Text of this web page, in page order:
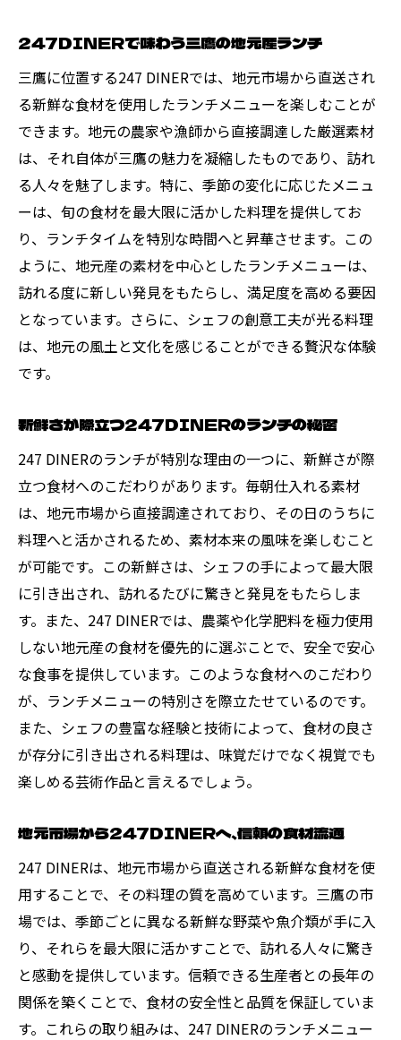
247DINERで味わう三鷹の地元産ランチ
三鷹に位置する247 DINERでは、地元市場から直送され
る新鮮な食材を使用したランチメニューを楽しむことが
できます。地元の農家や漁師から直接調達した厳選素材
は、それ自体が三鷹の魅力を凝縮したものであり、訪れ
る人々を魅了します。特に、季節の変化に応じたメニュ
ーは、旬の食材を最大限に活かした料理を提供してお
り、ランチタイムを特別な時間へと昇華させます。この
ように、地元産の素材を中心としたランチメニューは、
訪れる度に新しい発見をもたらし、満足度を高める要因
となっています。さらに、シェフの創意工夫が光る料理
は、地元の風土と文化を感じることができる贅沢な体験
です。
新鮮さが際立つ247DINERのランチの秘密
247 DINERのランチが特別な理由の一つに、新鮮さが際
立つ食材へのこだわりがあります。毎朝仕入れる素材
は、地元市場から直接調達されており、その日のうちに
料理へと活かされるため、素材本来の風味を楽しむこと
が可能です。この新鮮さは、シェフの手によって最大限
に引き出され、訪れるたびに驚きと発見をもたらしま
す。また、247 DINERでは、農薬や化学肥料を極力使用
しない地元産の食材を優先的に選ぶことで、安全で安心
な食事を提供しています。このような食材へのこだわり
が、ランチメニューの特別さを際立たせているのです。
また、シェフの豊富な経験と技術によって、食材の良さ
が存分に引き出される料理は、味覚だけでなく視覚でも
楽しめる芸術作品と言えるでしょう。
地元市場から247DINERへ、信頼の食材流通
247 DINERは、地元市場から直送される新鮮な食材を使
用することで、その料理の質を高めています。三鷹の市
場では、季節ごとに異なる新鮮な野菜や魚介類が手に入
り、それらを最大限に活かすことで、訪れる人々に驚き
と感動を提供しています。信頼できる生産者との長年の
関係を築くことで、食材の安全性と品質を保証していま
す。これらの取り組みは、247 DINERのランチメニュー